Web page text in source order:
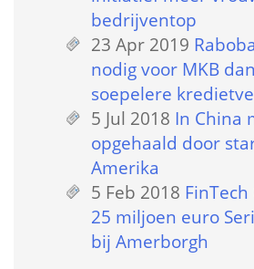
bedrijventop
23 Apr 2019
nodig voor MKB
soepelere
5 Jul 2018 In China
opgehaald door
Amerika
5 Feb 2018
25 miljoen euro
bij Amerborgh